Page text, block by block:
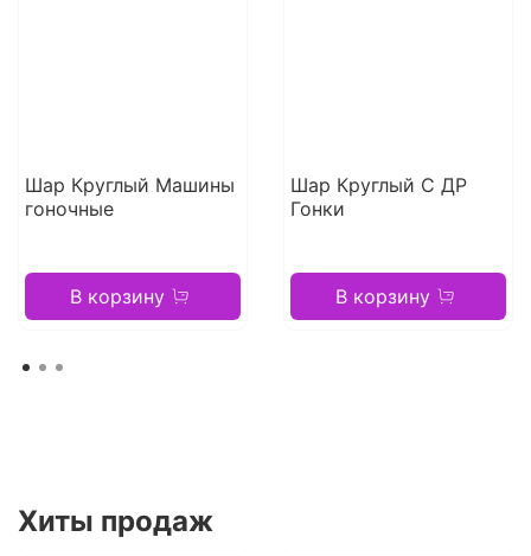
Шар Круглый Машины
гоночные
В корзину
Шар Круглый С ДР
Гонки
В корзину
Хиты продаж